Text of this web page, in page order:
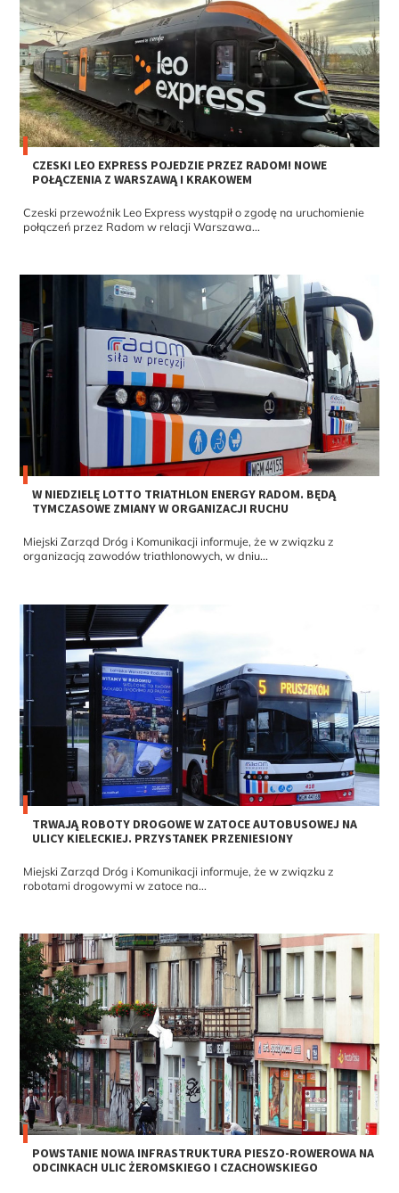
CZESKI LEO EXPRESS POJEDZIE PRZEZ RADOM! NOWE
POŁĄCZENIA Z WARSZAWĄ I KRAKOWEM
Czeski przewoźnik Leo Express wystąpił o zgodę na uruchomienie
połączeń przez Radom w relacji Warszawa...
W NIEDZIELĘ LOTTO TRIATHLON ENERGY RADOM. BĘDĄ
TYMCZASOWE ZMIANY W ORGANIZACJI RUCHU
Miejski Zarząd Dróg i Komunikacji informuje, że w związku z
organizacją zawodów triathlonowych, w dniu...
TRWAJĄ ROBOTY DROGOWE W ZATOCE AUTOBUSOWEJ NA
ULICY KIELECKIEJ. PRZYSTANEK PRZENIESIONY
Miejski Zarząd Dróg i Komunikacji informuje, że w związku z
robotami drogowymi w zatoce na...
POWSTANIE NOWA INFRASTRUKTURA PIESZO-ROWEROWA NA
ODCINKACH ULIC ŻEROMSKIEGO I CZACHOWSKIEGO